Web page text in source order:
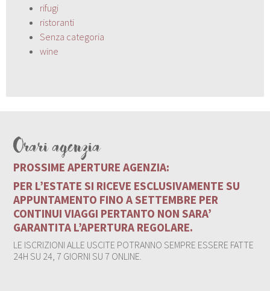
rifugi
ristoranti
Senza categoria
wine
Orari agenzia
PROSSIME APERTURE AGENZIA:
PER L’ESTATE SI RICEVE ESCLUSIVAMENTE SU
APPUNTAMENTO FINO A SETTEMBRE PER
CONTINUI VIAGGI PERTANTO NON SARA’
GARANTITA L’APERTURA REGOLARE.
LE ISCRIZIONI ALLE USCITE POTRANNO SEMPRE ESSERE FATTE
24H SU 24, 7 GIORNI SU 7 ONLINE.